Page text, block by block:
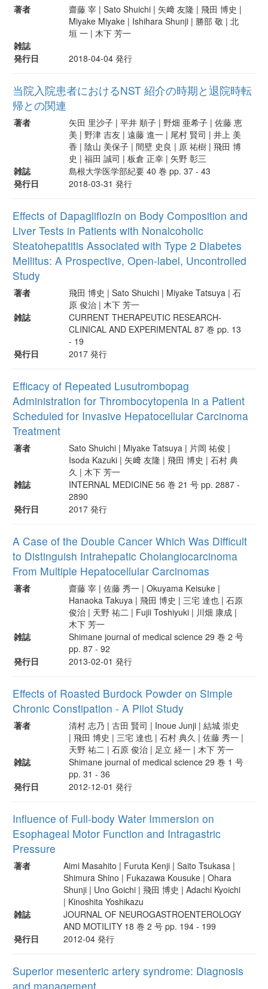
著者
齋藤 宰 | Sato Shuichi | 矢﨑 友隆 | 飛田 博史 |
Miyake Miyake | Ishihara Shunji | 勝部 敬 | 北
垣 一 | 木下 芳一
雑誌
発行日
2018-04-04 発行
当院入院患者におけるNST 紹介の時期と退院時転
帰との関連
著者
矢田 里沙子 | 平井 順子 | 野畑 亜希子 | 佐藤 恵
美 | 野津 吉友 | 遠藤 進一 | 尾村 賢司 | 井上 美
香 | 陰山 美保子 | 間壁 史良 | 原 祐樹 | 飛田 博
史 | 福田 誠司 | 板倉 正幸 | 矢野 彰三
雑誌
島根大学医学部紀要 40 巻 pp. 37 - 43
発行日
2018-03-31 発行
Effects of Dapagliflozin on Body Composition and
Liver Tests in Patients with Nonalcoholic
Steatohepatitis Associated with Type 2 Diabetes
Mellitus: A Prospective, Open-label, Uncontrolled
Study
著者
飛田 博史 | Sato Shuichi | Miyake Tatsuya | 石
原 俊治 | 木下 芳一
雑誌
CURRENT THERAPEUTIC RESEARCH-
CLINICAL AND EXPERIMENTAL 87 巻 pp. 13
- 19
発行日
2017 発行
Efficacy of Repeated Lusutrombopag
Administration for Thrombocytopenia in a Patient
Scheduled for Invasive Hepatocellular Carcinoma
Treatment
著者
Sato Shuichi | Miyake Tatsuya | 片岡 祐俊 |
Isoda Kazuki | 矢﨑 友隆 | 飛田 博史 | 石村 典
久 | 木下 芳一
雑誌
INTERNAL MEDICINE 56 巻 21 号 pp. 2887 -
2890
発行日
2017 発行
A Case of the Double Cancer Which Was Difficult
to Distinguish Intrahepatic Cholangiocarcinoma
From Multiple Hepatocellular Carcinomas
著者
齋藤 宰 | 佐藤 秀一 | Okuyama Keisuke |
Hanaoka Takuya | 飛田 博史 | 三宅 達也 | 石原
俊治 | 天野 祐二 | Fujii Toshiyuki | 川畑 康成 |
木下 芳一
雑誌
Shimane journal of medical science 29 巻 2 号
pp. 87 - 92
発行日
2013-02-01 発行
Effects of Roasted Burdock Powder on Simple
Chronic Constipation - A Pilot Study
著者
清村 志乃 | 古田 賢司 | Inoue Junji | 結城 崇史
| 飛田 博史 | 三宅 達也 | 石村 典久 | 佐藤 秀一 |
天野 祐二 | 石原 俊治 | 足立 経一 | 木下 芳一
雑誌
Shimane journal of medical science 29 巻 1 号
pp. 31 - 36
発行日
2012-12-01 発行
Influence of Full-body Water Immersion on
Esophageal Motor Function and Intragastric
Pressure
著者
Aimi Masahito | Furuta Kenji | Saito Tsukasa |
Shimura Shino | Fukazawa Kousuke | Ohara
Shunji | Uno Goichi | 飛田 博史 | Adachi Kyoichi
| Kinoshita Yoshikazu
雑誌
JOURNAL OF NEUROGASTROENTEROLOGY
AND MOTILITY 18 巻 2 号 pp. 194 - 199
発行日
2012-04 発行
Superior mesenteric artery syndrome: Diagnosis
and management